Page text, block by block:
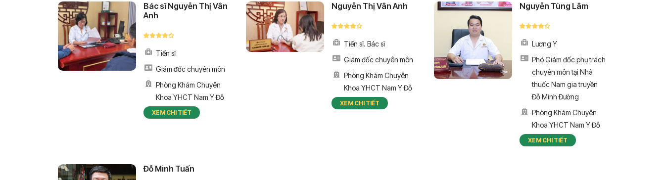
Bác sĩ Nguyễn Thị Vân
Anh
Tiến sĩ
Giám đốc chuyên môn
Phòng Khám Chuyên
Khoa YHCT Nam Y Đỗ
Minh Đường
XEM CHI TIẾT
Nguyễn Thị Vân Anh
Tiến sĩ. Bác sĩ
Giám đốc chuyên môn
Phòng Khám Chuyên
Khoa YHCT Nam Y Đỗ
Minh Đường
XEM CHI TIẾT
Nguyễn Tùng Lâm
Lương Y
Phó Giám đốc phụ trách
chuyên môn tại Nhà
thuốc Nam gia truyền
Đỗ Minh Đường
Phòng Khám Chuyên
Khoa YHCT Nam Y Đỗ
Minh Đường
XEM CHI TIẾT
Đỗ Minh Tuấn